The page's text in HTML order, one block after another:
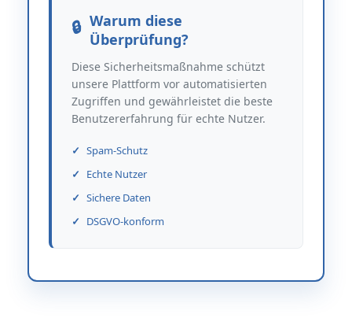
Warum diese
Überprüfung?
Diese Sicherheitsmaßnahme schützt
unsere Plattform vor automatisierten
Zugriffen und gewährleistet die beste
Benutzererfahrung für echte Nutzer.
Spam-Schutz
Echte Nutzer
Sichere Daten
DSGVO-konform